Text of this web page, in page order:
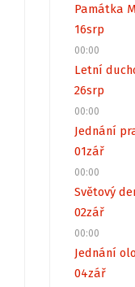
Památka
16srp
00:00
Letní
26srp
00:00
Jednání
01zář
00:00
Světový
02zář
00:00
Jednání
04zář